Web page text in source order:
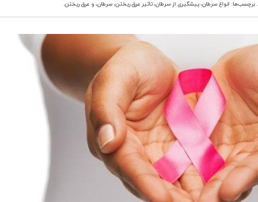
. برچسب‌ها: انواع سرطان،پیشگیری از سرطان،تاثیر عرق ریختن،سرطان، و عرق ریختن.